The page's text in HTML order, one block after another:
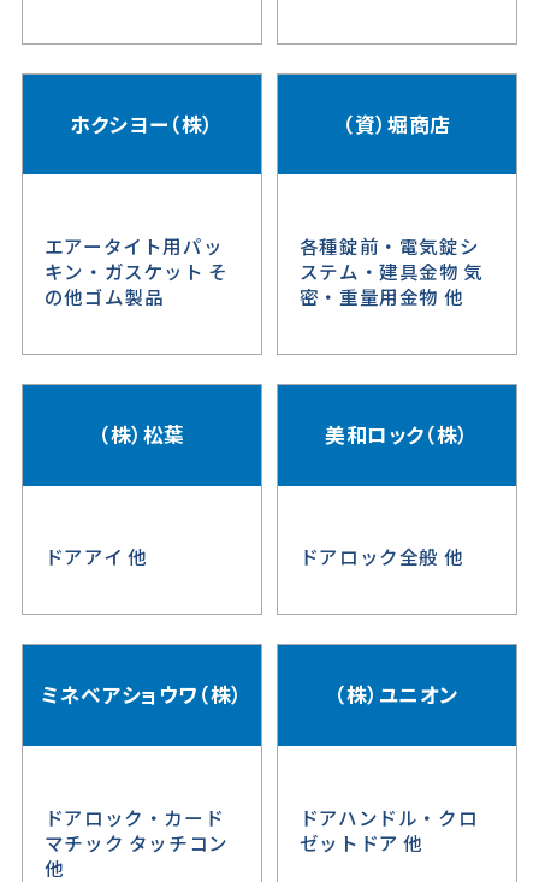
ホクシヨー（株）
エアータイト用パッ
キン・ガスケット そ
の他ゴム製品
（資）堀商店
各種錠前・電気錠シ
ステム・建具金物 気
密・重量用金物 他
（株）松葉
ドアアイ 他
美和ロック（株）
ドアロック全般 他
ミネベアショウワ（株）
ドアロック・カード
マチック タッチコン
他
（株）ユニオン
ドアハンドル・クロ
ゼットドア 他